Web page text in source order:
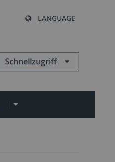
LANGUAGE
Schnellzugriff